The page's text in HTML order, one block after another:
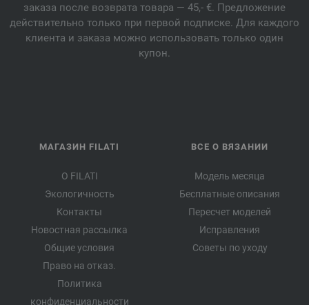
заказа после возврата товара — 45,- €. Предложение
действительно только при первой подписке. Для каждого
клиента и заказа можно использовать только один
купон.
МАГАЗИН FILATI
О FILATI
Экологичность
Контакты
Новостная рассылка
Общие условия
Право на отказ.
Политика
конфиденциальности
ВСЕ О ВЯЗАНИИ
Модель месяца
Бесплатные описания
Пересчет моделей
Исправления
Советы по уходу